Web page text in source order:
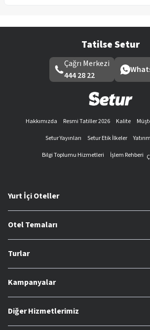
Tatilse Setur
Çağrı Merkezi
444 28 22
Hakkımızda Resmi Tatiller 2026 Kalite
Setur Yayınları
Setur Etik İlkeler
Bilgi Toplumu Hizmetleri
İşlem Rehberi
Yurt İçi Oteller
Otel Temaları
Turlar
Kampanyalar
Diğer Hizmetlerimiz